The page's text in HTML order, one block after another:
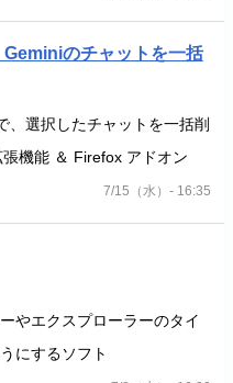
のチャットを一括
選択したチャットを一括削
機能 ＆ Firefox アドオン
7/15（水）- 16:35
やエクスプローラーのタイ
にするソフト